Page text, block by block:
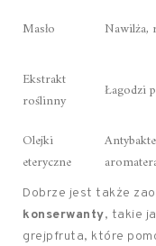
Masło Nawilża,
Ekstrakt
roślinny
Łagodzi
Olejki
eteryczne
Dobrze jest także
konserwanty, takie
grejpfruta, które